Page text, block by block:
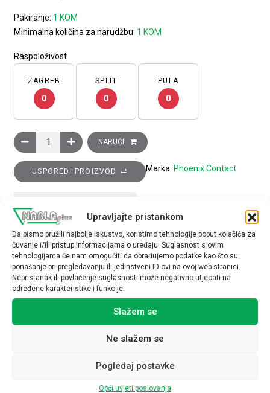
Upravljajte pristankom
Da bismo pružili najbolje iskustvo, koristimo tehnologije poput kolačića za
čuvanje i/ili pristup informacijama o uređaju. Suglasnost s ovim
tehnologijama će nam omogućiti da obrađujemo podatke kao što su
ponašanje pri pregledavanju ili jedinstveni ID-ovi na ovoj web stranici.
Nepristanak ili povlačenje suglasnosti može negativno utjecati na
određene karakteristike i funkcije.
Slažem se
Ne slažem se
Pogledaj postavke
Opći uvjeti poslovanja
Pakiranje: 1 KOM
Minimalna količina za narudžbu: 1 KOM
Raspoloživost
ZAGREB
0
SPLIT
0
PULA
0
Kliješta za gnječenje tuljaka s ergonomski oblikovanom
NARUČI
USPOREDI PROIZVOD Marka: Phoenix Contact
TEHNIČKE SPECIFIKACIJE
materijal
plastika
Povezani proizvodi